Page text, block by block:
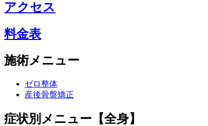
アクセス
料金表
施術メニュー
ゼロ整体
産後骨盤矯正
症状別メニュー【全身】